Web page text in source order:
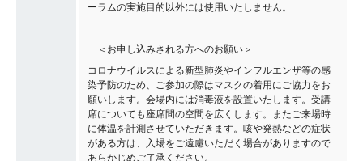
ーラムの実施目的以外には使用いたしません。
＜お申し込みされる方へのお願い＞
コロナウイルスによる新型肺炎やインフルエンザ等の感
染予防のため、ご参加の際はマスクの着用にご協力をお
願いします。会場内には消毒液を設置いたします。受講
席についても座席間の空間を広くします。またご来場時
に体温を計測させていただきます。咳や発熱などの症状
がある方は、入場をご遠慮いただく場合がありますので
あらかじめご了承ください。